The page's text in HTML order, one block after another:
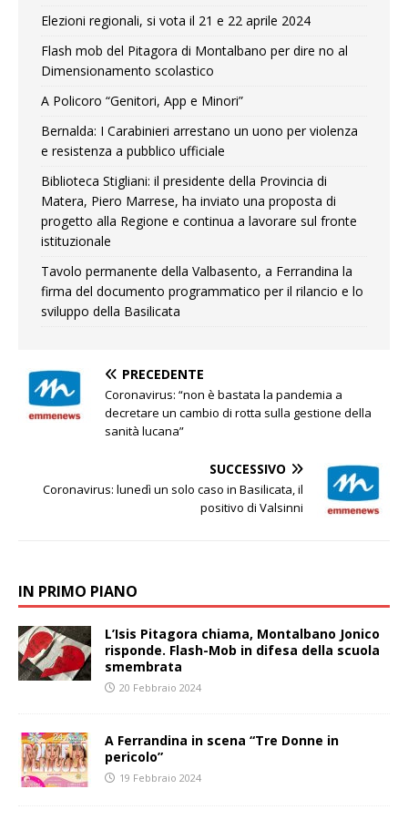
Elezioni regionali, si vota il 21 e 22 aprile 2024
Flash mob del Pitagora di Montalbano per dire no al
Dimensionamento scolastico
A Policoro “Genitori, App e Minori”
Bernalda: I Carabinieri arrestano un uono per violenza
e resistenza a pubblico ufficiale
Biblioteca Stigliani: il presidente della Provincia di
Matera, Piero Marrese, ha inviato una proposta di
progetto alla Regione e continua a lavorare sul fronte
istituzionale
Tavolo permanente della Valbasento, a Ferrandina la
firma del documento programmatico per il rilancio e lo
sviluppo della Basilicata
PRECEDENTE
Coronavirus: “non è bastata la pandemia a
decretare un cambio di rotta sulla gestione della
sanità lucana”
SUCCESSIVO
Coronavirus: lunedì un solo caso in Basilicata, il
positivo di Valsinni
IN PRIMO PIANO
L’Isis Pitagora chiama, Montalbano Jonico
risponde. Flash-Mob in difesa della scuola
smembrata
20 Febbraio 2024
A Ferrandina in scena “Tre Donne in
pericolo”
19 Febbraio 2024